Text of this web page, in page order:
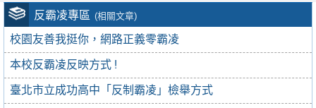
反霸凌專區 (相關文章)
校園友善我挺你，網路正義零霸凌
本校反霸凌反映方式 !
臺北市立成功高中「反制霸凌」檢舉方式